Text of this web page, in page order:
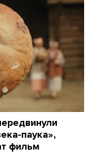
паука»,
фильм